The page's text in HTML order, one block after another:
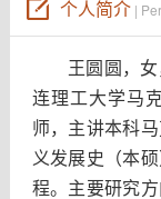
个人简介|
王圆圆，
连理工大学马
师，主讲本科
义发展史（本
程。主要研究